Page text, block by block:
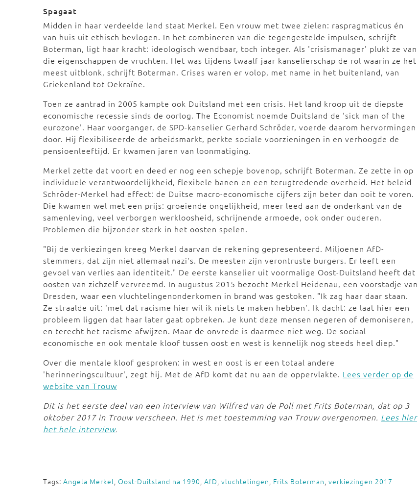
Spagaat
Midden in haar verdeelde land staat Merkel. Een vrouw met twee zielen: raspragmaticus én
van huis uit ethisch bevlogen. In het combineren van die tegengestelde impulsen, schrijft
Boterman, ligt haar kracht: ideologisch wendbaar, toch integer. Als 'crisismanager' plukt ze van
die eigenschappen de vruchten. Het was tijdens twaalf jaar kanselierschap de rol waarin ze het
meest uitblonk, schrijft Boterman. Crises waren er volop, met name in het buitenland, van
Griekenland tot Oekraïne.
Toen ze aantrad in 2005 kampte ook Duitsland met een crisis. Het land kroop uit de diepste
economische recessie sinds de oorlog. The Economist noemde Duitsland de 'sick man of the
eurozone'. Haar voorganger, de SPD-kanselier Gerhard Schröder, voerde daarom hervormingen
door. Hij flexibiliseerde de arbeidsmarkt, perkte sociale voorzieningen in en verhoogde de
pensioenleeftijd. Er kwamen jaren van loonmatiging.
Merkel zette dat voort en deed er nog een schepje bovenop, schrijft Boterman. Ze zette in op
individuele verantwoordelijkheid, flexibele banen en een terugtredende overheid. Het beleid
Schröder-Merkel had effect: de Duitse macro-economische cijfers zijn beter dan ooit te voren.
Die kwamen wel met een prijs: groeiende ongelijkheid, meer leed aan de onderkant van de
samenleving, veel verborgen werkloosheid, schrijnende armoede, ook onder ouderen.
Problemen die bijzonder sterk in het oosten spelen.
"Bij de verkiezingen kreeg Merkel daarvan de rekening gepresenteerd. Miljoenen AfD-
stemmers, dat zijn niet allemaal nazi's. De meesten zijn verontruste burgers. Er leeft een
gevoel van verlies aan identiteit." De eerste kanselier uit voormalige Oost-Duitsland heeft dat
oosten van zichzelf vervreemd. In augustus 2015 bezocht Merkel Heidenau, een voorstadje van
Dresden, waar een vluchtelingenonderkomen in brand was gestoken. "Ik zag haar daar staan.
Ze straalde uit: 'met dat racisme hier wil ik niets te maken hebben'. Ik dacht: ze laat hier een
probleem liggen dat haar later gaat opbreken. Je kunt deze mensen negeren of demoniseren,
en terecht het racisme afwijzen. Maar de onvrede is daarmee niet weg. De sociaal-
economische en ook mentale kloof tussen oost en west is kennelijk nog steeds heel diep."
Over die mentale kloof gesproken: in west en oost is er een totaal andere
'herinneringscultuur', zegt hij. Met de AfD komt dat nu aan de oppervlakte. Lees verder op de
website van Trouw
Dit is het eerste deel van een interview van Wilfred van de Poll met Frits Boterman, dat op 3
oktober 2017 in Trouw verscheen. Het is met toestemming van Trouw overgenomen. Lees hier
het hele interview.
Tags: Angela Merkel, Oost-Duitsland na 1990, AfD, vluchtelingen, Frits Boterman, verkiezingen 2017